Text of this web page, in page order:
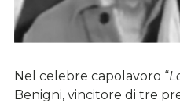
Nel celebre capolavoro “
Benigni, vincitore di tre